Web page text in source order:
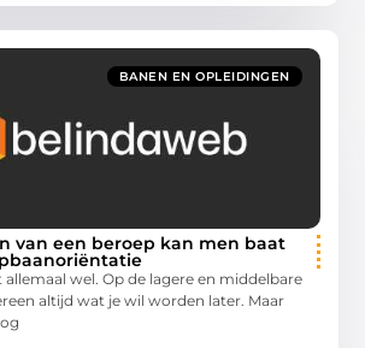
BANEN EN OPLEIDINGEN
van een beroep kan men baat
allemaal wel. Op de lagere en middelbare
altijd wat je wil worden later. Maar